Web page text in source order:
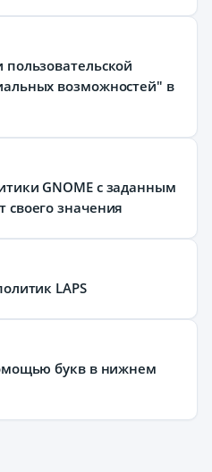
возможностей" в
GNOME с заданным
своего значения
LAPS
букв в нижнем